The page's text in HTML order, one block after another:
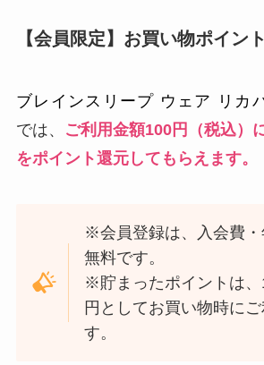
【会員限定】お買い物ポイント
ブレインスリープ ウェア リカ
では、
ご利用金額100円（税込）
をポイント還元してもらえます。
※会員登録は、入会費・
無料です。
※貯まったポイントは
円としてお買い物時に
す。